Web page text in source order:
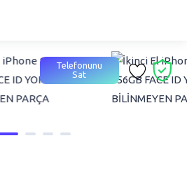
Telefonunu
Sat